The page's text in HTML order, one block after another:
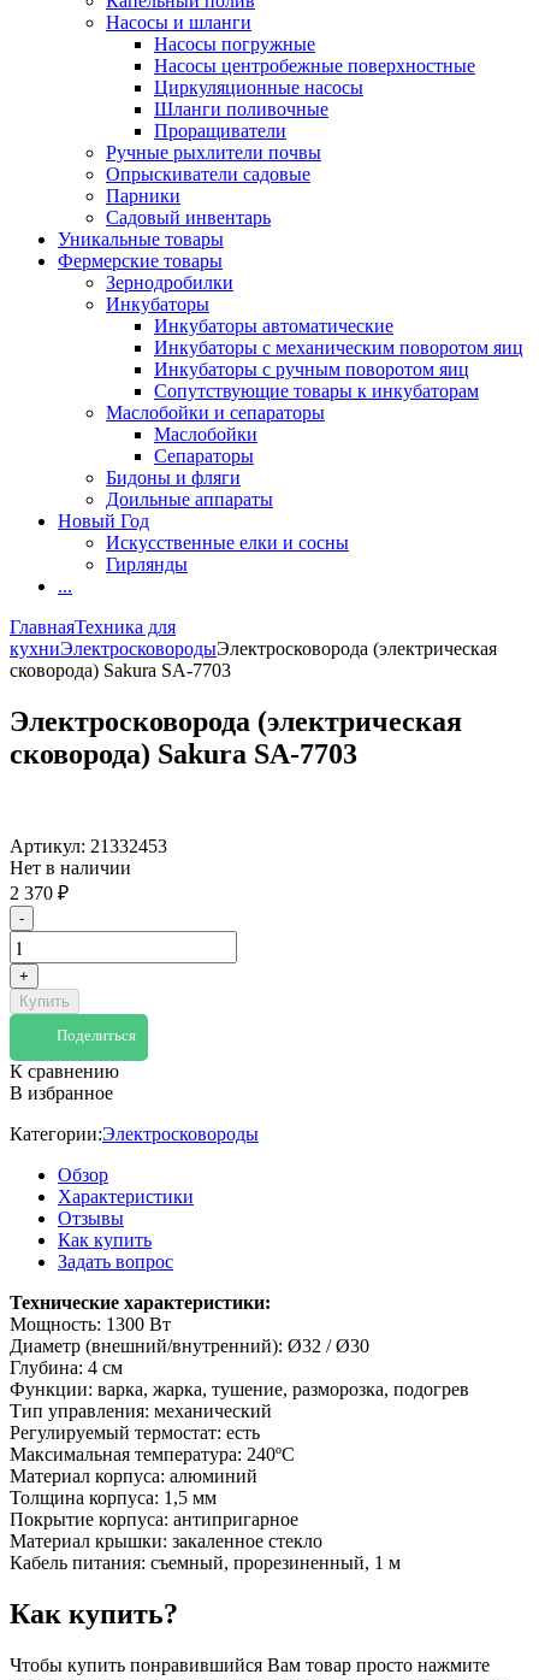
Насосы и шланги
Насосы погружные
Насосы центробежные поверхностные
Циркуляционные насосы
Шланги поливочные
Проращиватели
Ручные рыхлители почвы
Опрыскиватели садовые
Парники
Садовый инвентарь
Уникальные товары
Фермерские товары
Зернодробилки
Инкубаторы
Инкубаторы автоматические
Инкубаторы с механическим поворотом яиц
Инкубаторы с ручным поворотом яиц
Сопутствующие товары к инкубаторам
Маслобойки и сепараторы
Маслобойки
Сепараторы
Бидоны и фляги
Доильные аппараты
Новый Год
Искусственные елки и сосны
Гирлянды
...
ГлавнаяТехника для
кухниЭлектросковородыЭлектросковорода (электрическая
сковорода) Sakura SA-7703
Электросковорода (электрическая
сковорода) Sakura SA-7703
Артикул: 21332453
Нет в наличии
2 370 ₽
-
+
Купить
Поделиться
К сравнению
В избранное
Категории:Электросковороды
Обзор
Характеристики
Отзывы
Как купить
Задать вопрос
Технические характеристики:
Мощность: 1300 Вт
Диаметр (внешний/внутренний): Ø32 / Ø30
Глубина: 4 см
Функции: варка, жарка, тушение, разморозка, подогрев
Тип управления: механический
Регулируемый термостат: есть
Максимальная температура: 240ºС
Материал корпуса: алюминий
Толщина корпуса: 1,5 мм
Покрытие корпуса: антипригарное
Материал крышки: закаленное стекло
Кабель питания: съемный, прорезиненный, 1 м
Как купить?
Чтобы купить понравившийся Вам товар просто нажмите